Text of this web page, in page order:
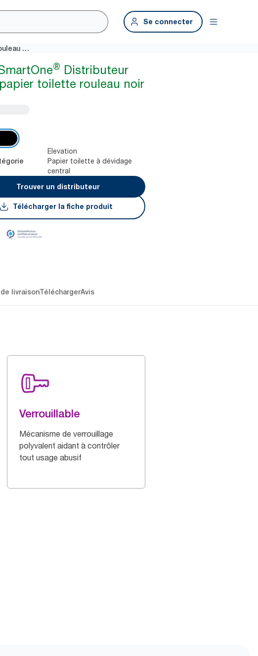
Se connecter
Tork SmartOne® Distributeur pour papier toilette rouleau noir T8
® Distributeur
toilette rouleau noir
Elevation
Papier toilette à dévidage
central
Trouver un distributeur
Télécharger la fiche produit
livraisonTéléchargerAvis
Verrouillable
Mécanisme de verrouillage
polyvalent aidant à contrôler
tout usage abusif